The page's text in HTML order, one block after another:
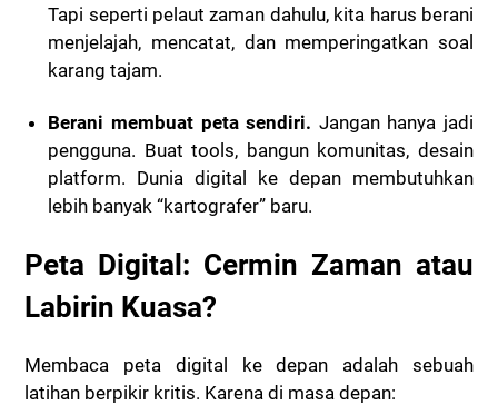
Tapi seperti pelaut zaman dahulu, kita harus berani
menjelajah, mencatat, dan memperingatkan soal
karang tajam.
Berani membuat peta sendiri. Jangan hanya jadi
pengguna. Buat tools, bangun komunitas, desain
platform. Dunia digital ke depan membutuhkan
lebih banyak “kartografer” baru.
Peta Digital: Cermin Zaman atau
Labirin Kuasa?
Membaca peta digital ke depan adalah sebuah
latihan berpikir kritis. Karena di masa depan: